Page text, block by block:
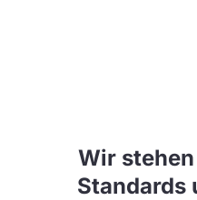
Wir
Standards